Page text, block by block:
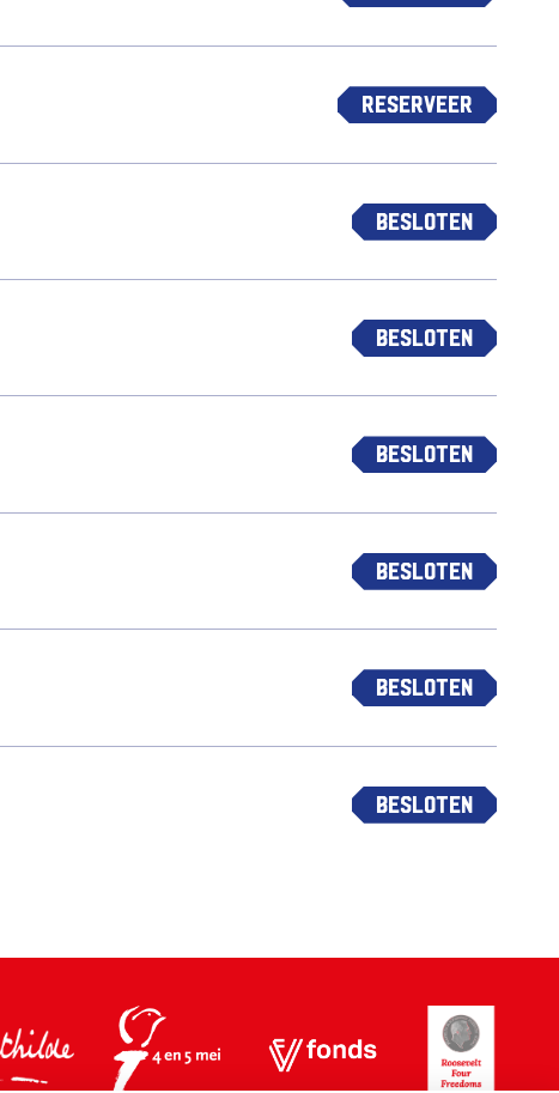
Reserveer
Besloten
Besloten
Besloten
Besloten
Besloten
Besloten